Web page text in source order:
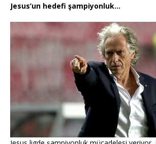
Jesus’un hedefi şampiyonluk…